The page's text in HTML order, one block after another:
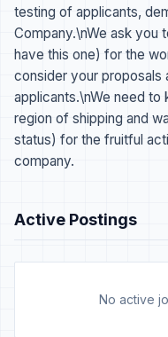
testing of applicants,
Company.\nWe ask you
have this one) for the
consider your proposals
applicants.\nWe need
region of shipping and
status) for the fruitful
company.
Active Postings
No active